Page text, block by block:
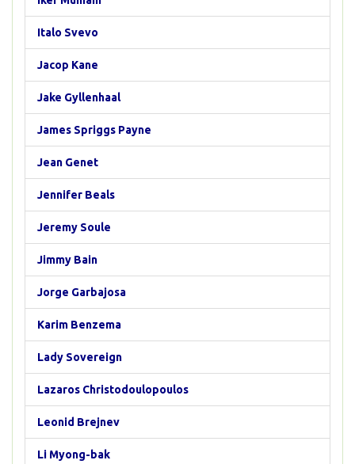
Italo Svevo
Jacop Kane
Jake Gyllenhaal
James Spriggs Payne
Jean Genet
Jennifer Beals
Jeremy Soule
Jimmy Bain
Jorge Garbajosa
Karim Benzema
Lady Sovereign
Lazaros Christodoulopoulos
Leonid Brejnev
Li Myong-bak